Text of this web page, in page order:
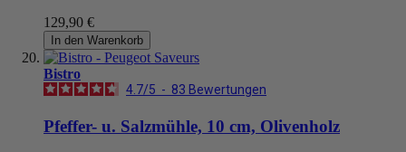
129,90 €
In den Warenkorb
Bistro
4.7/5 - 83 Bewertungen
Pfeffer- u. Salzmühle, 10 cm, Olivenholz